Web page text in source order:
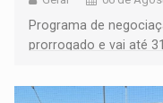
Programa de
prorrogado e vai até